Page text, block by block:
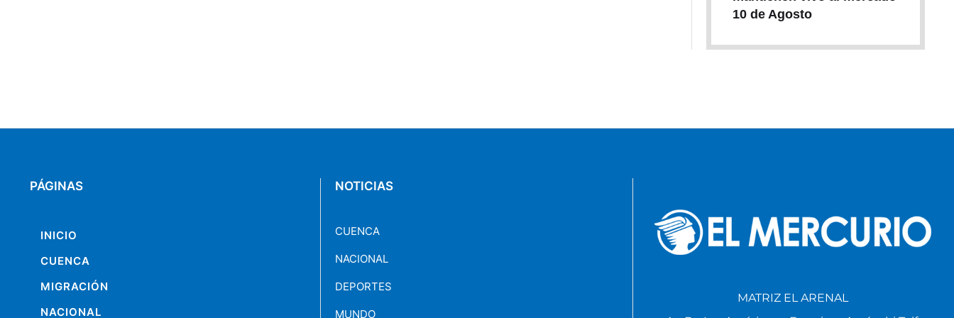
10 de Agosto
PÁGINAS
INICIO
CUENCA
MIGRACIÓN
NACIONAL
NOTICIAS
CUENCA
NACIONAL
DEPORTES
MUNDO
MATRIZ EL ARENAL